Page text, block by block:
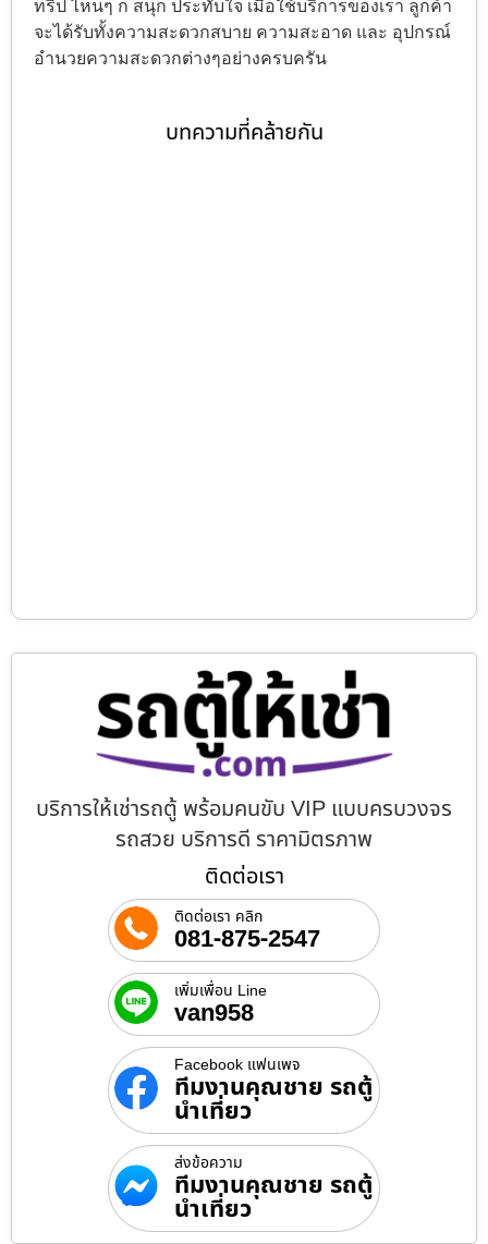
ทริป ไหนๆ ก็ สนุก ประทับใจ เมื่อใช้บริการของเรา ลูกค้า
จะได้รับทั้งความสะดวกสบาย ความสะอาด และ อุปกรณ์
อำนวยความสะดวกต่างๆอย่างครบครัน
บทความที่คล้ายกัน
บริการให้เช่ารถตู้ พร้อมคนขับ VIP แบบครบวงจร
รถสวย บริการดี ราคามิตรภาพ
ติดต่อเรา
ติดต่อเรา คลิก
081-875-2547
เพิ่มเพื่อน Line
van958
Facebook แฟนเพจ
ทีมงานคุณชาย รถตู้
นำเที่ยว
ส่งข้อความ
ทีมงานคุณชาย รถตู้
นำเที่ยว